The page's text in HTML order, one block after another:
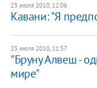
23 июля 2010, 12:06
Кавани: "Я
23 июля 2010, 11:57
"Бруну Алвеш -
мире"